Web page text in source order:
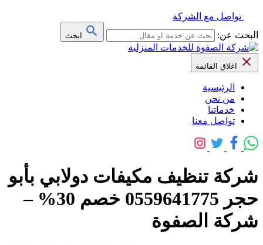
تواصل مع الشركة
البحث عن:
ابحث
اغلاق القائمة
الرئيسية
من نحن
خدماتنا
تواصل معنا
شركة تنظيف مكيفات دولابي بأبو
حجر 0559641775 خصم 30% –
شركة الصفوة